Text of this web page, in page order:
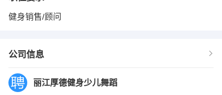
健身销售/顾问
公司信息
丽江厚德健身少儿舞蹈